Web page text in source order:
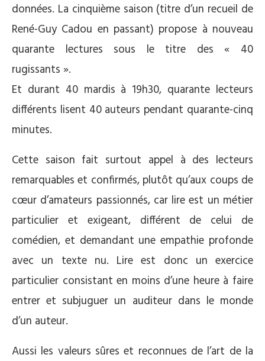
données. La cinquième saison (titre d’un recueil de
René-Guy Cadou en passant) propose à nouveau
quarante lectures sous le titre des « 40
rugissants ».
Et durant 40 mardis à 19h30, quarante lecteurs
différents lisent 40 auteurs pendant quarante-cinq
minutes.
Cette saison fait surtout appel à des lecteurs
remarquables et confirmés, plutôt qu’aux coups de
cœur d’amateurs passionnés, car lire est un métier
particulier et exigeant, différent de celui de
comédien, et demandant une empathie profonde
avec un texte nu. Lire est donc un exercice
particulier consistant en moins d’une heure à faire
entrer et subjuguer un auditeur dans le monde
d’un auteur.
Aussi les valeurs sûres et reconnues de l’art de la